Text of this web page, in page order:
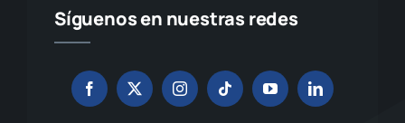
Síguenos en nuestras redes